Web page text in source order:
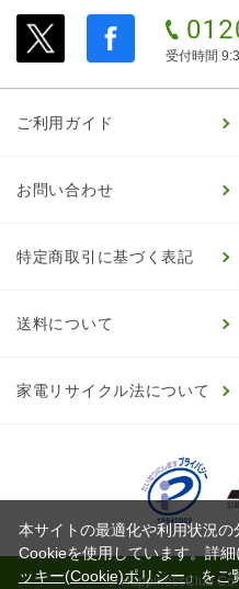
受付時間
ご利用ガイド
お問い合わせ
特定商取引に基づく表記
送料について
家電リサイクル法について
© HappinessClub
本サイトの最適化や利用状況の
Cookieを使用しています。詳
ッキー(Cookie)ポリシー」をご